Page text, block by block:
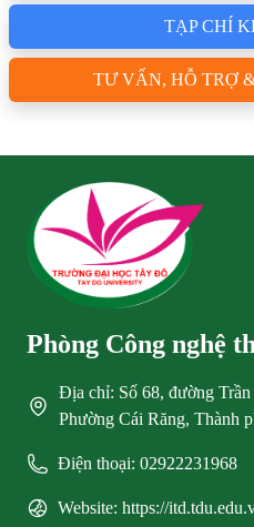
TẠP CHÍ
TƯ VẤN, HỖ TRỢ
Phòng Công nghệ
Địa chỉ: Số 68, đường
Phường Cái Răng, Thành
Điện thoại: 02922231968
Website: https://